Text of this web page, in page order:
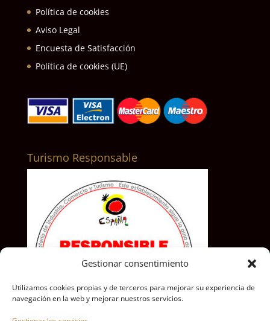
Gestionar consentimiento
Utilizamos cookies propias y de terceros para mejorar su experiencia de
navegación en la web y mejorar nuestros servicios.
Política de cookies
Aviso Legal
Encuesta de Satisfacción
Política de cookies (UE)
Turismo Responsable